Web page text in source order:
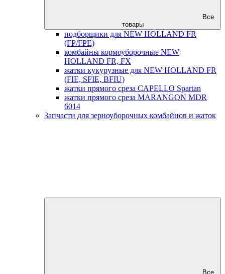
Все
товары
подборщики для NEW HOLLAND FR
(FP/FPE)
комбайны кормоуборочные NEW
HOLLAND FR, FX
жатки кукурузные для NEW HOLLAND FR
(FIE, SFIE, BFIU)
жатки прямого среза CAPELLO Spartan
жатки прямого среза MARANGON MDR
6014
Запчасти для зерноуборочных комбайнов и жаток
Все